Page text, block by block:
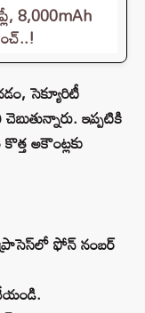
8,000mAh
సెక్యూరిటీ
ఇప్పటికి
అకౌంట్లకు
ప్రాసెస్‌లో ఫోన్ నంబర్